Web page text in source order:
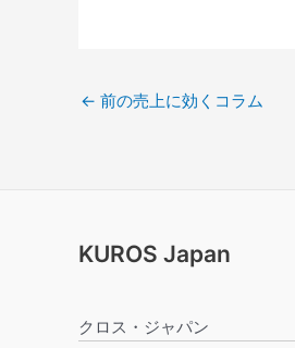
← 前の売上に効くコラム
KUROS Japan
クロス・ジャパン